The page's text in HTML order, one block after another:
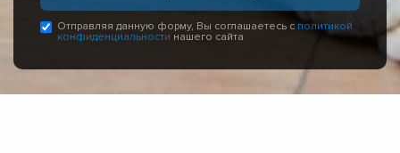
Отправляя данную форму, Вы соглашаетесь с политикой
конфиденциальности нашего сайта